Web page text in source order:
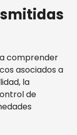
comprender
asociados a
la
de